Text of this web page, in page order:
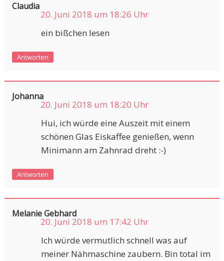
Claudia
20. Juni 2018 um 18:26 Uhr
ein bißchen lesen
Antworten
Johanna
20. Juni 2018 um 18:20 Uhr
Hui, ich würde eine Auszeit mit einem
schönen Glas Eiskaffee genießen, wenn
Minimann am Zahnrad dreht :-)
Antworten
Melanie Gebhard
20. Juni 2018 um 17:42 Uhr
Ich würde vermutlich schnell was auf
meiner Nähmaschine zaubern. Bin total im